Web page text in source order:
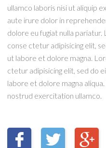
ullamco laboris nisi ut aliquip
aute irure dolor in
dolore eu fugiat nulla
conse ctetur adipisicing elit,
ut labore et dolore magna.
ctetur adipisicing elit, sed do
labore et dolore magna
nostrud exercitation ullamco.